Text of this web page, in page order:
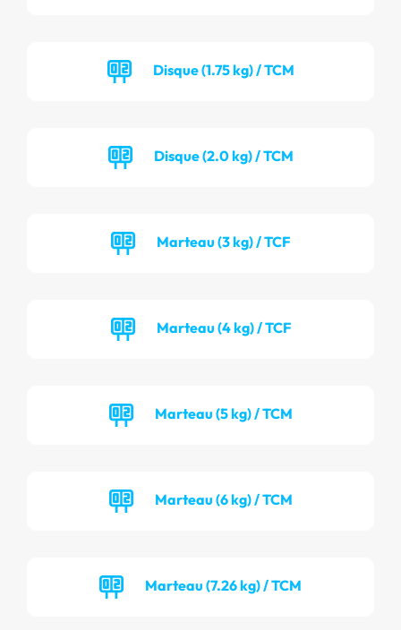
Disque (1.75 kg) / TCM
Disque (2.0 kg) / TCM
Marteau (3 kg) / TCF
Marteau (4 kg) / TCF
Marteau (5 kg) / TCM
Marteau (6 kg) / TCM
Marteau (7.26 kg) / TCM